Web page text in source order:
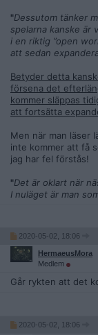
"Dessutom tänker
spelarna kanske är
i en riktig ”open
att sedan
Betyder detta
försena det
kommer släppas
att fortsätta
Men när man läser
inte kommer att få
jag har fel förstås!
"Det är oklart när
I nuläget är man
2020-05-02, 18:06
HermaeusMora
Medlem
Går rykten att det
2020-05-02, 18:06